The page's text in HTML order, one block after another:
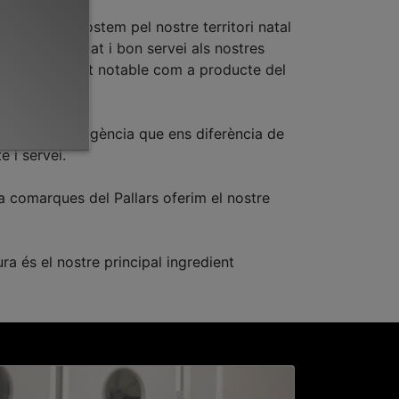
que apostem pel nostre territori natal
de qualitat i bon servei als nostres
notable com a producte del
una autoexigència que ens diferència de
i servei.
comarques del Pallars oferim el nostre
és el nostre principal ingredient